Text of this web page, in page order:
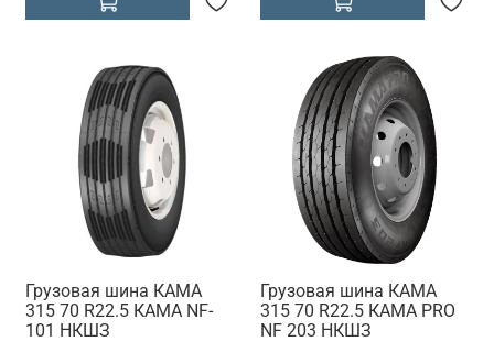
Грузовая шина КАМА
315 70 R22.5 КАМА NF-
101 НКШЗ
Грузовая шина КАМА
315 70 R22.5 КАМА PRO
NF 203 НКШЗ